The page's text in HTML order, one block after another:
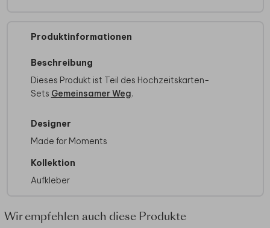
Produktinformationen
Beschreibung
Dieses Produkt ist Teil des Hochzeitskarten-
Sets Gemeinsamer Weg.
Designer
Made for Moments
Kollektion
Aufkleber
Wir empfehlen auch diese Produkte